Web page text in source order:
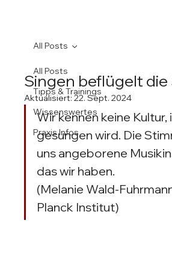
All Posts
Tipps & Trainings
Wissenswertes
Praxis Infos
All Posts
Singen beflügelt die
Aktualisiert: 22. Sept. 2024
Wir kennen keine Kultur,
gesungen wird. Die
uns angeborene
das wir haben.
(Melanie Wald-
Planck Institut)